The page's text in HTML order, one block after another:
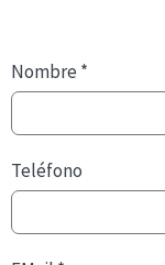
Nombre *
Teléfono